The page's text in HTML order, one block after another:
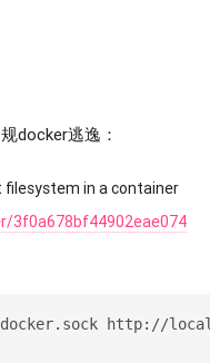
docker逃逸：
in a container
3f0a678bf44902eae074
http://